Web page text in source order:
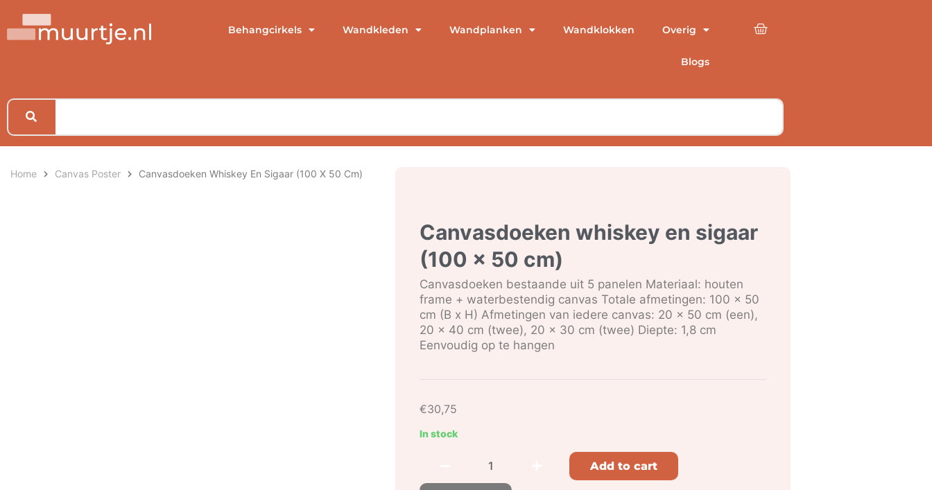
Behangcirkels Wandkleden Wandplanken Wandklokken Overig
Blogs
Home Canvas Poster Canvasdoeken Whiskey En Sigaar (100 X 50 Cm)
Canvasdoeken whiskey en sigaar
(100 x 50 cm)
Canvasdoeken bestaande uit 5 panelen Materiaal: houten
frame + waterbestendig canvas Totale afmetingen: 100 x 50
cm (B x H) Afmetingen van iedere canvas: 20 x 50 cm (een),
20 x 40 cm (twee), 20 x 30 cm (twee) Diepte: 1,8 cm
Eenvoudig op te hangen
€30,75
In stock
Add to cart